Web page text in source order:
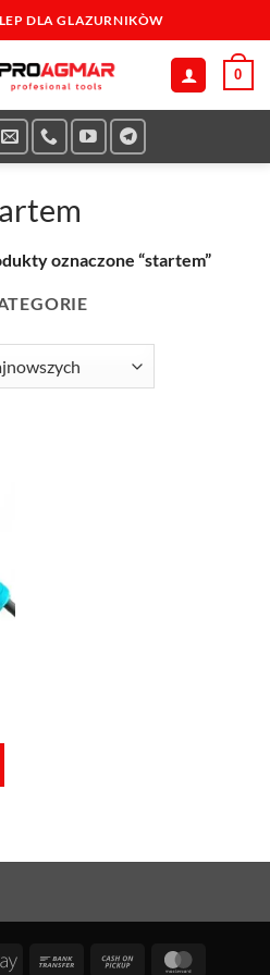
DLA GLAZURNIKÒW
0
oznaczone “startem”
Apple
Bank
Cash